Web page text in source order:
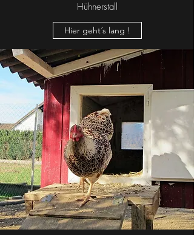
Hühnerstall
Hier geht´s lang !